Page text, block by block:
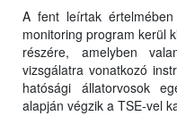
A fent leírtak
monitoring program kerül
részére, amelyben
vizsgálatra vonatkozó
hatósági állatorvosok
alapján végzik a TSE-vel